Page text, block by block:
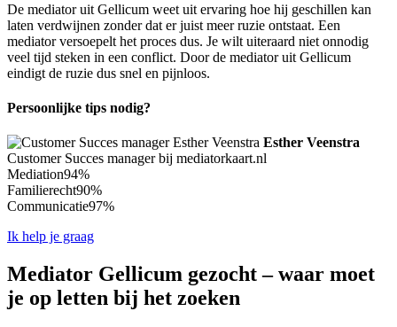
De mediator uit Gellicum weet uit ervaring hoe hij geschillen kan
laten verdwijnen zonder dat er juist meer ruzie ontstaat. Een
mediator versoepelt het proces dus. Je wilt uiteraard niet onnodig
veel tijd steken in een conflict. Door de mediator uit Gellicum
eindigt de ruzie dus snel en pijnloos.
Persoonlijke tips nodig?
Esther Veenstra
Customer Succes manager bij mediatorkaart.nl
Mediation94%
Familierecht90%
Communicatie97%
Ik help je graag
Mediator Gellicum gezocht – waar moet
je op letten bij het zoeken